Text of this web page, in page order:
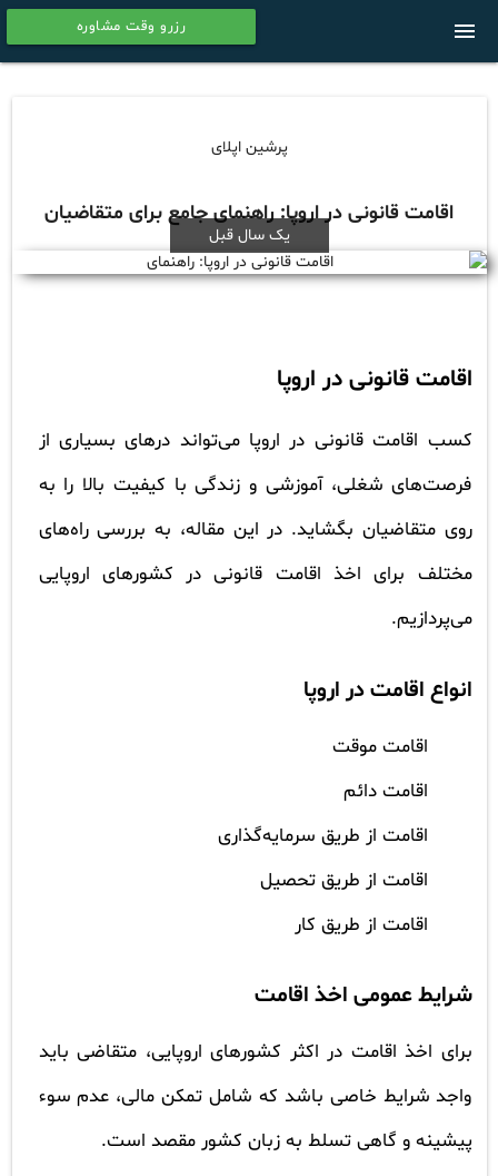
رزرو وقت مشاوره menu
پرشین اپلای
اقامت قانونی در اروپا: راهنمای جامع برای متقاضیان
یک سال قبل
اقامت قانونی در اروپا
کسب اقامت قانونی در اروپا می‌تواند درهای بسیاری از
فرصت‌های شغلی، آموزشی و زندگی با کیفیت بالا را به
روی متقاضیان بگشاید. در این مقاله، به بررسی راه‌های
مختلف برای اخذ اقامت قانونی در کشورهای اروپایی
می‌پردازیم.
انواع اقامت در اروپا
اقامت موقت
اقامت دائم
اقامت از طریق سرمایه‌گذاری
اقامت از طریق تحصیل
اقامت از طریق کار
شرایط عمومی اخذ اقامت
برای اخذ اقامت در اکثر کشورهای اروپایی، متقاضی باید
واجد شرایط خاصی باشد که شامل تمکن مالی، عدم سوء
پیشینه و گاهی تسلط به زبان کشور مقصد است.